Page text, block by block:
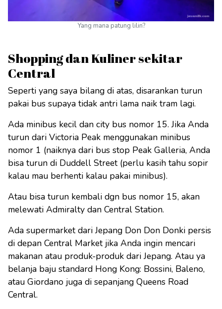
Yang mana patung lilin?
Shopping dan Kuliner sekitar
Central
Seperti yang saya bilang di atas, disarankan turun
pakai bus supaya tidak antri lama naik tram lagi.
Ada minibus kecil dan city bus nomor 15. Jika Anda
turun dari Victoria Peak menggunakan minibus
nomor 1 (naiknya dari bus stop Peak Galleria, Anda
bisa turun di Duddell Street (perlu kasih tahu sopir
kalau mau berhenti kalau pakai minibus).
Atau bisa turun kembali dgn bus nomor 15, akan
melewati Admiralty dan Central Station.
Ada supermarket dari Jepang Don Don Donki persis
di depan Central Market jika Anda ingin mencari
makanan atau produk-produk dari Jepang. Atau ya
belanja baju standard Hong Kong: Bossini, Baleno,
atau Giordano juga di sepanjang Queens Road
Central.